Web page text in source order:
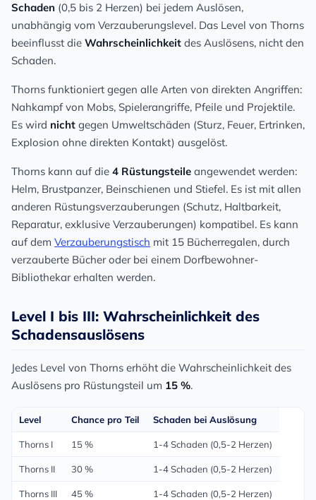
Schaden (0,5 bis 2 Herzen) bei jedem Auslösen,
unabhängig vom Verzauberungslevel. Das Level von Thorns
beeinflusst die Wahrscheinlichkeit des Auslösens, nicht den
Schaden.
Thorns funktioniert gegen alle Arten von direkten Angriffen:
Nahkampf von Mobs, Spielerangriffe, Pfeile und Projektile.
Es wird nicht gegen Umweltschäden (Sturz, Feuer, Ertrinken,
Explosion ohne direkten Kontakt) ausgelöst.
Thorns kann auf die 4 Rüstungsteile angewendet werden:
Helm, Brustpanzer, Beinschienen und Stiefel. Es ist mit allen
anderen Rüstungsverzauberungen (Schutz, Haltbarkeit,
Reparatur, exklusive Verzauberungen) kompatibel. Es kann
auf dem Verzauberungstisch mit 15 Bücherregalen, durch
verzauberte Bücher oder bei einem Dorfbewohner-
Bibliothekar erhalten werden.
Level I bis III: Wahrscheinlichkeit des
Schadensauslösens
Jedes Level von Thorns erhöht die Wahrscheinlichkeit des
Auslösens pro Rüstungsteil um 15 %.
Level Chance pro Teil Schaden bei Auslösung
Thorns I 15 % 1-4 Schaden (0,5-2 Herzen)
Thorns II 30 % 1-4 Schaden (0,5-2 Herzen)
Thorns III 45 % 1-4 Schaden (0,5-2 Herzen)